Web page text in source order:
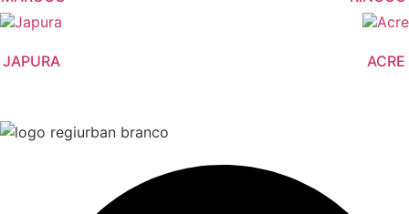
JAPURA ACRE